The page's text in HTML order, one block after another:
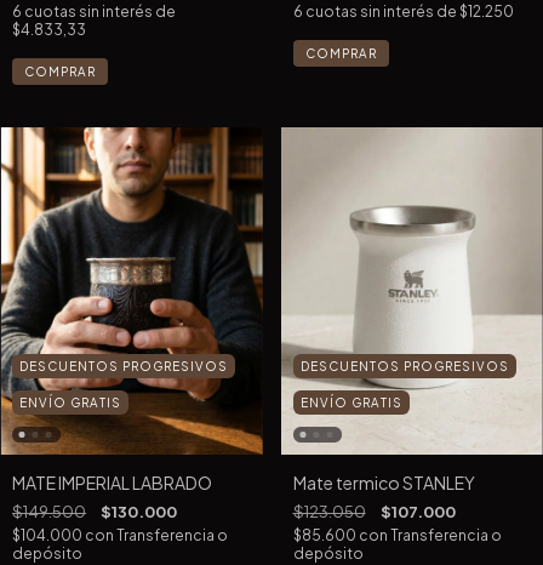
6 cuotas sin interés de
$4.833,33
COMPRAR
6 cuotas sin interés de $12.250
COMPRAR
DESCUENTOS PROGRESIVOS
ENVÍO GRATIS
MATE IMPERIAL LABRADO
$149.500 $130.000
$104.000 con Transferencia o
depósito
DESCUENTOS PROGRESIVOS
ENVÍO GRATIS
Mate termico STANLEY
$123.050 $107.000
$85.600 con Transferencia o
depósito